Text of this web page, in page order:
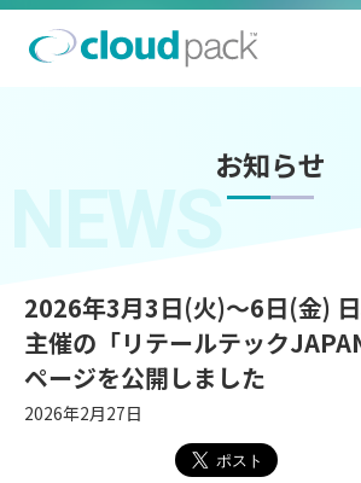
お知らせ
NEWS
2026年3月3日(火)〜6日(金)
主催の「リテールテック
ページを公開しました
2026年2月27日